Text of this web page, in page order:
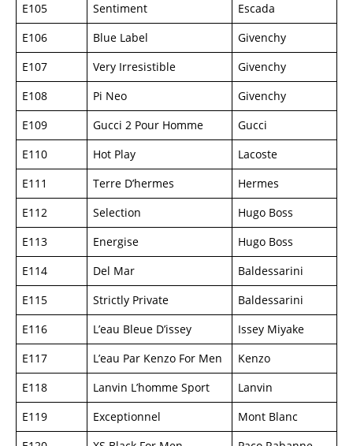
E105
Sentiment
Escada
E106
Blue Label
Givenchy
E107
Very Irresistible
Givenchy
E108
Pi Neo
Givenchy
E109
Gucci 2 Pour Homme
Gucci
E110
Hot Play
Lacoste
E111
Terre D’hermes
Hermes
E112
Selection
Hugo Boss
E113
Energise
Hugo Boss
E114
Del Mar
Baldessarini
E115
Strictly Private
Baldessarini
E116
L’eau Bleue D’issey
Issey Miyake
E117
L’eau Par Kenzo For Men
Kenzo
E118
Lanvin L’homme Sport
Lanvin
E119
Exceptionnel
Mont Blanc